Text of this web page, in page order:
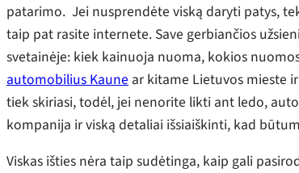
patarimo. Jei nusprendėte viską daryti patys,
taip pat rasite internete. Save gerbiančios
svetainėje: kiek kainuoja nuoma, kokios
automobilius Kaune ar kitame Lietuvos mieste
tiek skiriasi, todėl, jei nenorite likti ant ledo,
kompanija ir viską detaliai išsiaiškinti, kad
Viskas išties nėra taip sudėtinga, kaip gali